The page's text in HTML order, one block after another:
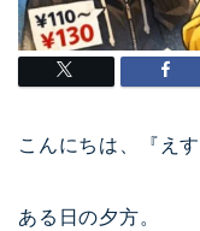
こんにちは、『え
ある日の夕方。